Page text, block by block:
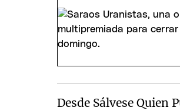
Desde Sálvese Quien